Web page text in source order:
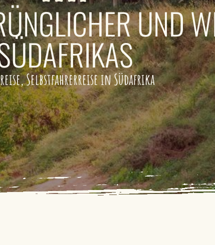
UND
Selbstfahrerreise in Südafrika